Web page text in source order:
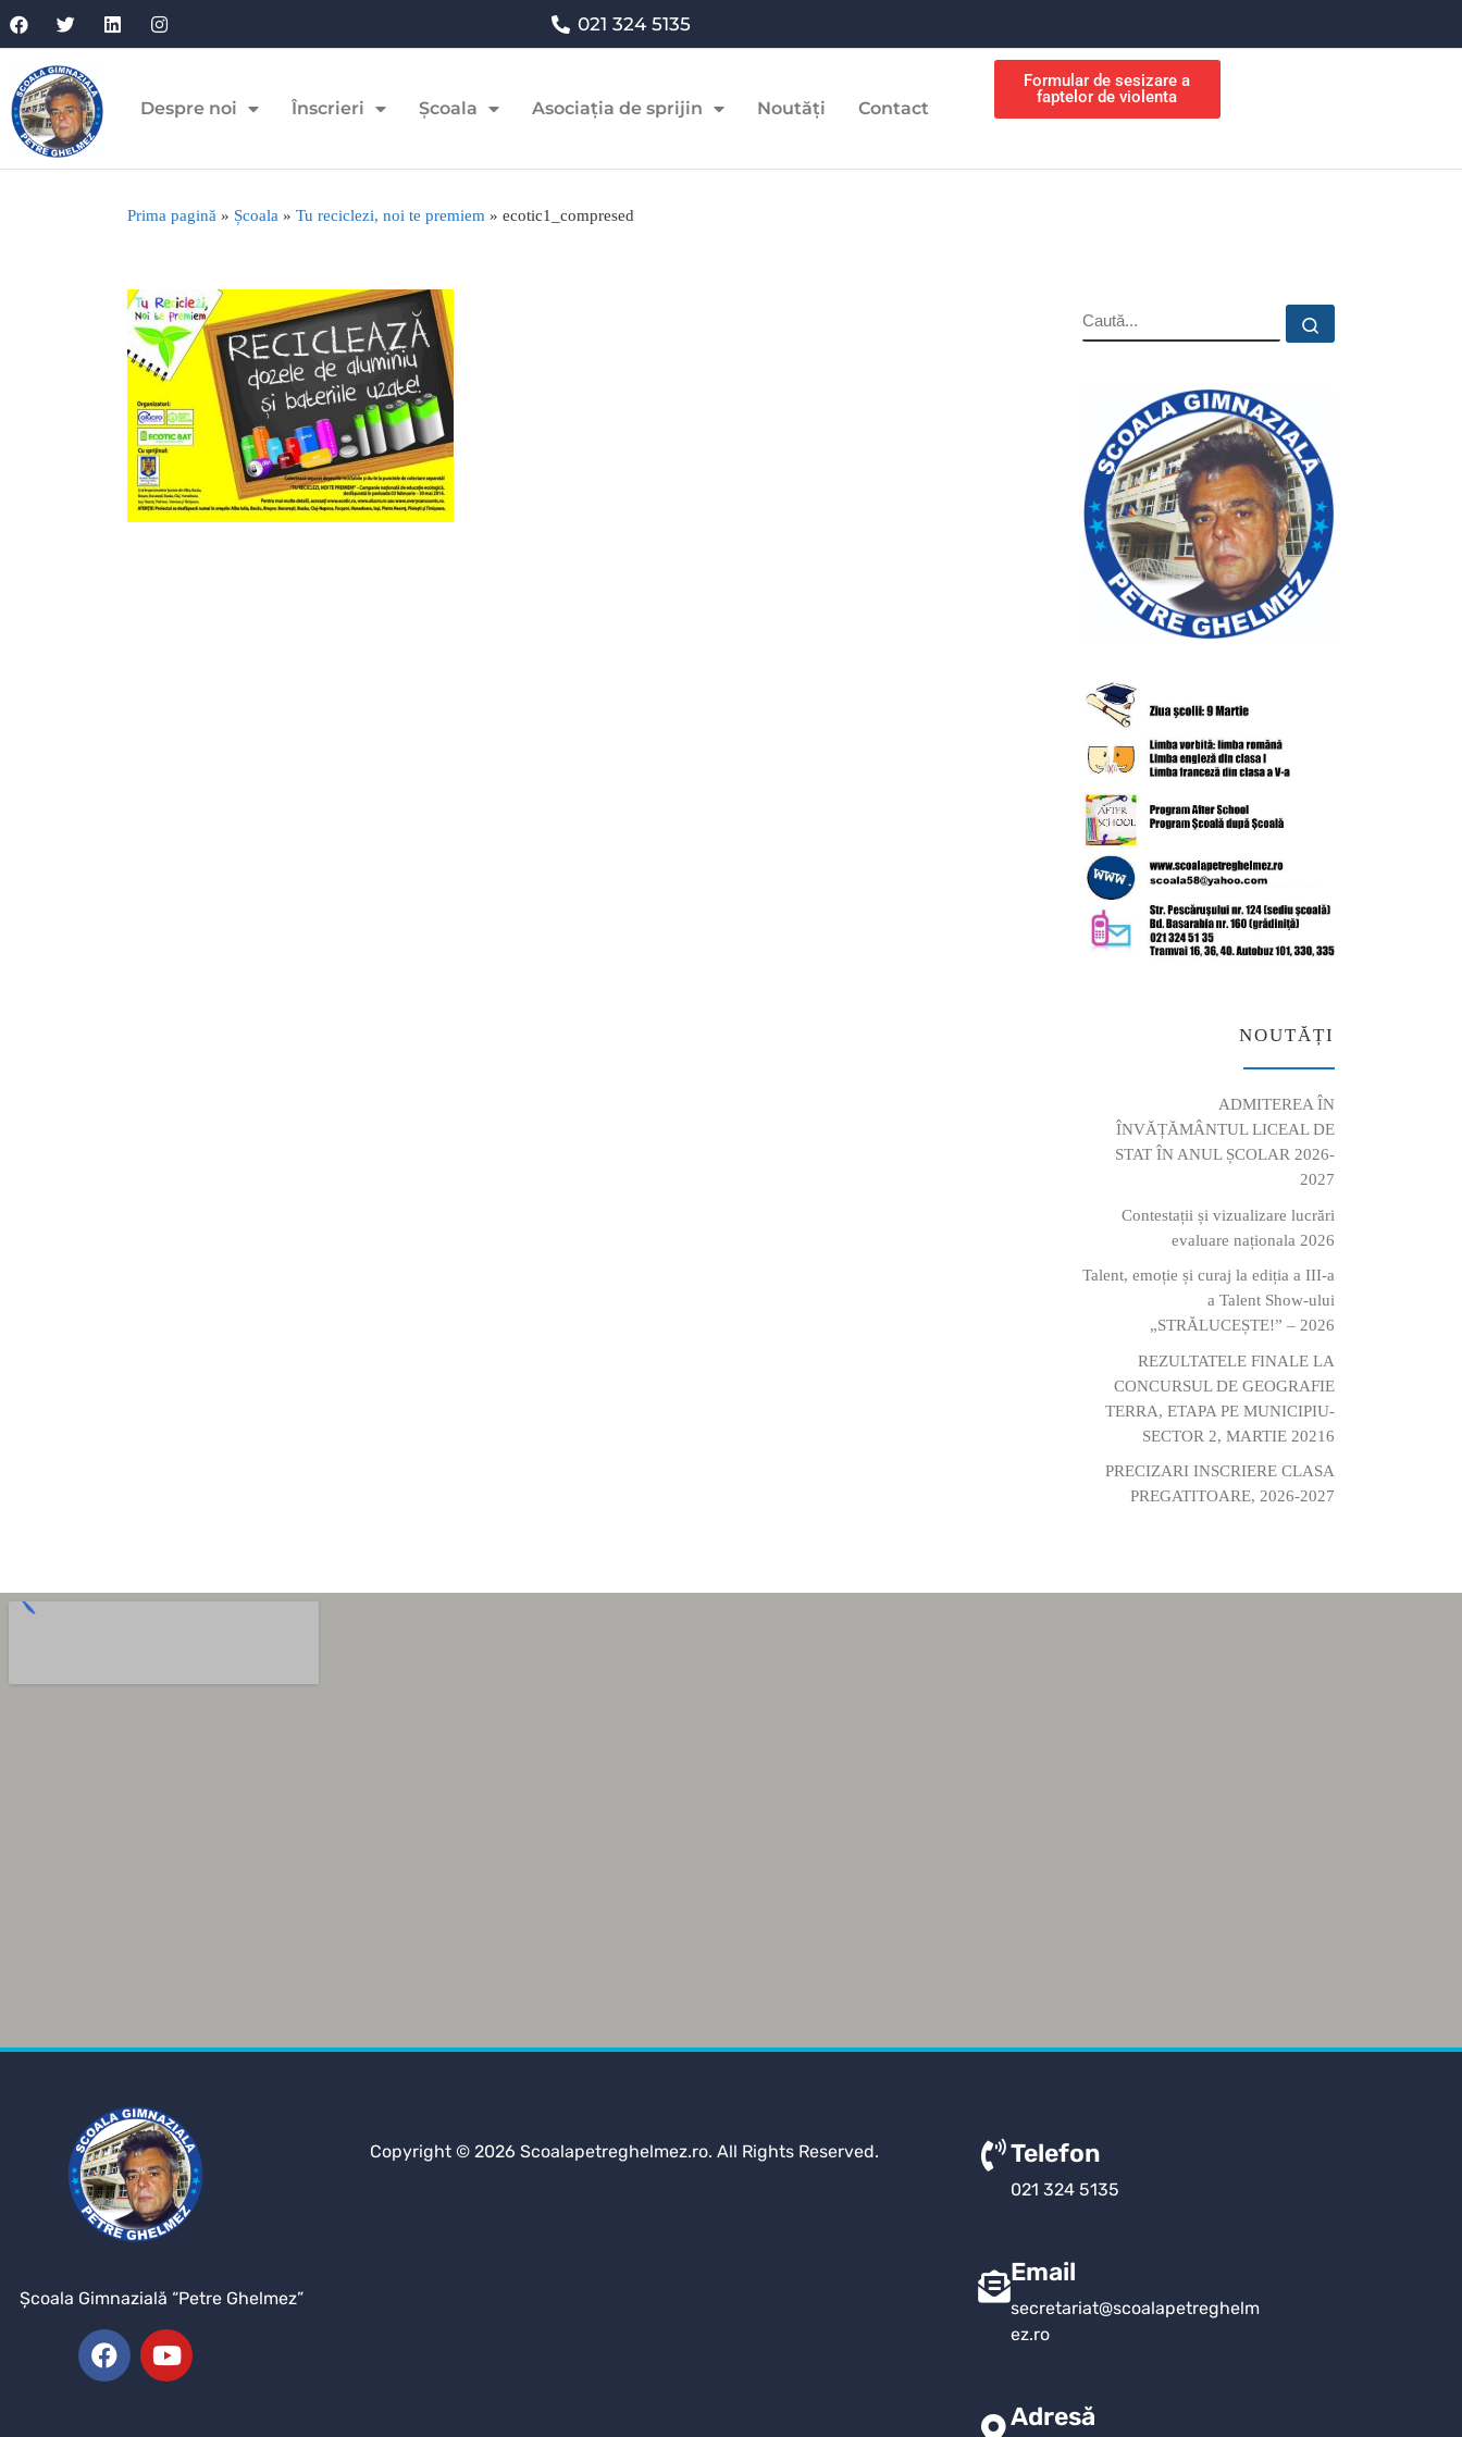
021 324 5135
Despre noi Înscrieri Școala Asociația de sprijin Noutăți Contact
Formular de sesizare a
faptelor de violenta
Prima pagină » Școala » Tu reciclezi, noi te premiem » ecotic1_compresed
NOUTĂȚI
ADMITEREA ÎN
ÎNVĂȚĂMÂNTUL LICEAL DE
STAT ÎN ANUL ȘCOLAR 2026-
2027
Contestații și vizualizare lucrări
evaluare naționala 2026
Talent, emoție și curaj la ediția a III-a
a Talent Show-ului
„STRĂLUCEȘTE!” – 2026
REZULTATELE FINALE LA
CONCURSUL DE GEOGRAFIE
TERRA, ETAPA PE MUNICIPIU-
SECTOR 2, MARTIE 20216
PRECIZARI INSCRIERE CLASA
PREGATITOARE, 2026-2027
Şcoala Gimnazială “Petre Ghelmez”
Copyright © 2026 Scoalapetreghelmez.ro. All Rights Reserved. Telefon
021 324 5135
Email
secretariat@scoalapetreghelm
ez.ro
Adresă